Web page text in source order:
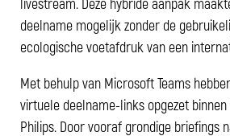
deelname mogelijk zonder de
ecologische voetafdruk van een
Met behulp van Microsoft Teams
virtuele deelname-links opgezet
Philips. Door vooraf grondige briefings